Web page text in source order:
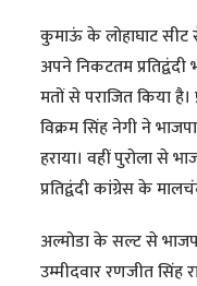
कुमाऊं के लोहाघाट
अपने निकटतम
मतों से पराजित किया है।
विक्रम सिंह नेगी ने
हराया। वहीं पुरोला से
प्रतिद्वंदी कांग्रेस के
अल्मोडा के सल्ट से
उम्मीदवार रणजीत सिंह